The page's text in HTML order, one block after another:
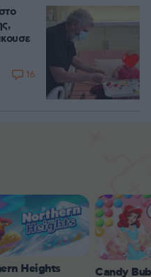
16
Heights Candy